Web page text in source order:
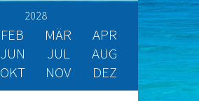
2028
FEB MÄR
APR
JUN JUL
AUG
OKT NOV DEZ